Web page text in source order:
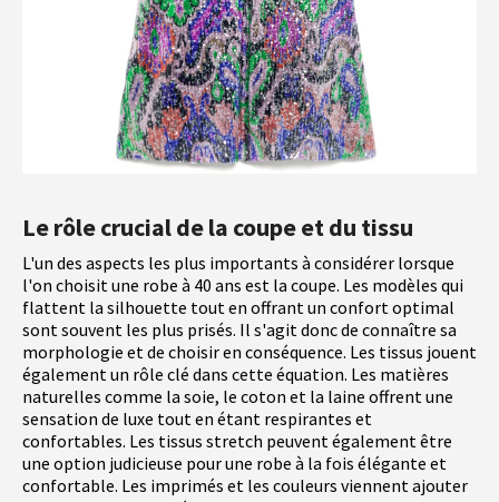
Le rôle crucial de la coupe et du tissu
L'un des aspects les plus importants à considérer lorsque
l'on choisit une robe à 40 ans est la coupe. Les modèles qui
flattent la silhouette tout en offrant un confort optimal
sont souvent les plus prisés. Il s'agit donc de connaître sa
morphologie et de choisir en conséquence. Les tissus jouent
également un rôle clé dans cette équation. Les matières
naturelles comme la soie, le coton et la laine offrent une
sensation de luxe tout en étant respirantes et
confortables. Les tissus stretch peuvent également être
une option judicieuse pour une robe à la fois élégante et
confortable. Les imprimés et les couleurs viennent ajouter